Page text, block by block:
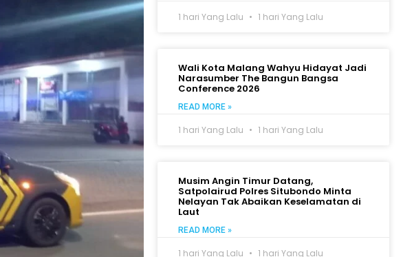
1 hari Yang Lalu 1 hari Yang Lalu
Wali Kota Malang Wahyu Hidayat Jadi
Narasumber The Bangun Bangsa
Conference 2026
READ MORE »
1 hari Yang Lalu 1 hari Yang Lalu
Musim Angin Timur Datang,
Satpolairud Polres Situbondo Minta
Nelayan Tak Abaikan Keselamatan di
Laut
READ MORE »
1 hari Yang Lalu 1 hari Yang Lalu